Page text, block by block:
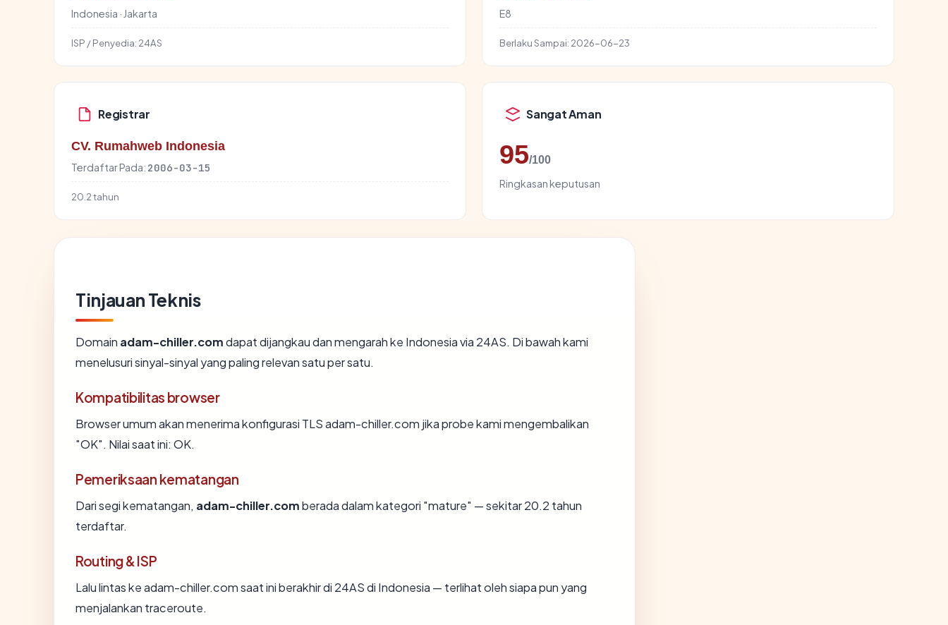
Indonesia · Jakarta
ISP / Penyedia: 24AS
E8
Berlaku Sampai: 2026-06-23
Registrar
CV. Rumahweb Indonesia
Terdaftar Pada: 2006-03-15
20.2 tahun
Sangat Aman
95/100
Ringkasan keputusan
Tinjauan Teknis
Domain adam-chiller.comdapat dijangkau dan mengarah ke Indonesia via 24AS. Di bawah kami
menelusuri sinyal-sinyal yang paling relevan satu per satu.
Kompatibilitas browser
Browser umum akan menerima konfigurasi TLS adam-chiller.com jika probe kami mengembalikan
"OK". Nilai saat ini: OK.
Pemeriksaan kematangan
Dari segi kematangan, adam-chiller.comberada dalam kategori "mature" — sekitar 20.2 tahun
terdaftar.
Routing & ISP
Lalu lintas ke adam-chiller.com saat ini berakhir di 24AS di Indonesia — terlihat oleh siapa pun yang
menjalankan traceroute.